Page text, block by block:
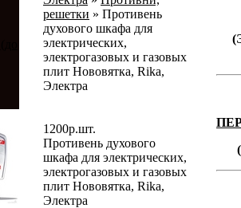
решетки » Противень
духового шкафа для
электрических,
электрогазовых и газовых
плит Нововятка, Rika,
Электра
1200р.шт.
Противень духового
шкафа для электрических,
электрогазовых и газовых
плит Нововятка, Rika,
Электра